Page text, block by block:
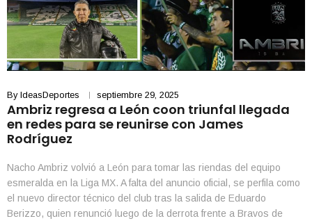
By IdeasDeportes septiembre 29, 2025
Ambriz regresa a León coon triunfal llegada
en redes para se reunirse con James
Rodríguez
Nacho Ambriz volvió a León para tomar las riendas del equipo
esmeralda en la Liga MX. A falta del anuncio oficial, se perfila como
el nuevo director técnico del club tras la salida de Eduardo
Berizzo, quien renunció luego de la derrota frente a Bravos de